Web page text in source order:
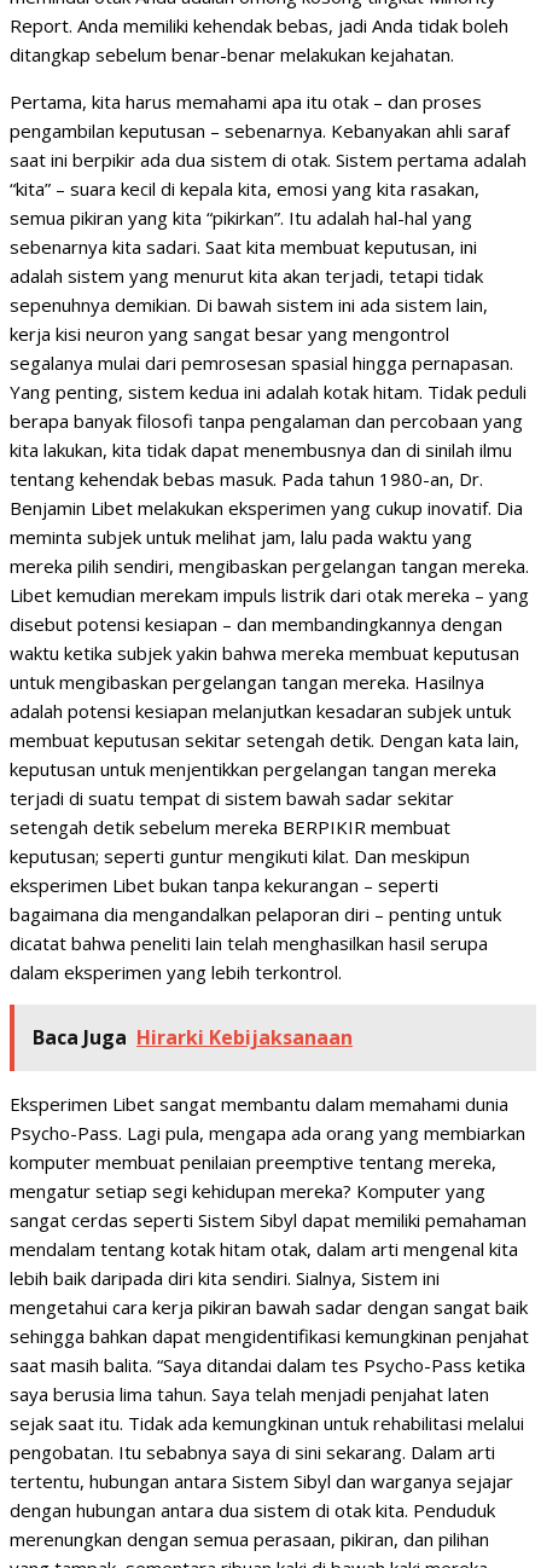
Report. Anda memiliki kehendak bebas, jadi Anda tidak boleh
ditangkap sebelum benar-benar melakukan kejahatan.
Pertama, kita harus memahami apa itu otak – dan proses
pengambilan keputusan – sebenarnya. Kebanyakan ahli saraf
saat ini berpikir ada dua sistem di otak. Sistem pertama adalah
“kita” – suara kecil di kepala kita, emosi yang kita rasakan,
semua pikiran yang kita “pikirkan”. Itu adalah hal-hal yang
sebenarnya kita sadari. Saat kita membuat keputusan, ini
adalah sistem yang menurut kita akan terjadi, tetapi tidak
sepenuhnya demikian. Di bawah sistem ini ada sistem lain,
kerja kisi neuron yang sangat besar yang mengontrol
segalanya mulai dari pemrosesan spasial hingga pernapasan.
Yang penting, sistem kedua ini adalah kotak hitam. Tidak peduli
berapa banyak filosofi tanpa pengalaman dan percobaan yang
kita lakukan, kita tidak dapat menembusnya dan di sinilah ilmu
tentang kehendak bebas masuk. Pada tahun 1980-an, Dr.
Benjamin Libet melakukan eksperimen yang cukup inovatif. Dia
meminta subjek untuk melihat jam, lalu pada waktu yang
mereka pilih sendiri, mengibaskan pergelangan tangan mereka.
Libet kemudian merekam impuls listrik dari otak mereka – yang
disebut potensi kesiapan – dan membandingkannya dengan
waktu ketika subjek yakin bahwa mereka membuat keputusan
untuk mengibaskan pergelangan tangan mereka. Hasilnya
adalah potensi kesiapan melanjutkan kesadaran subjek untuk
membuat keputusan sekitar setengah detik. Dengan kata lain,
keputusan untuk menjentikkan pergelangan tangan mereka
terjadi di suatu tempat di sistem bawah sadar sekitar
setengah detik sebelum mereka BERPIKIR membuat
keputusan; seperti guntur mengikuti kilat. Dan meskipun
eksperimen Libet bukan tanpa kekurangan – seperti
bagaimana dia mengandalkan pelaporan diri – penting untuk
dicatat bahwa peneliti lain telah menghasilkan hasil serupa
dalam eksperimen yang lebih terkontrol.
Baca Juga Hirarki Kebijaksanaan
Eksperimen Libet sangat membantu dalam memahami dunia
Psycho-Pass. Lagi pula, mengapa ada orang yang membiarkan
komputer membuat penilaian preemptive tentang mereka,
mengatur setiap segi kehidupan mereka? Komputer yang
sangat cerdas seperti Sistem Sibyl dapat memiliki pemahaman
mendalam tentang kotak hitam otak, dalam arti mengenal kita
lebih baik daripada diri kita sendiri. Sialnya, Sistem ini
mengetahui cara kerja pikiran bawah sadar dengan sangat baik
sehingga bahkan dapat mengidentifikasi kemungkinan penjahat
saat masih balita. “Saya ditandai dalam tes Psycho-Pass ketika
saya berusia lima tahun. Saya telah menjadi penjahat laten
sejak saat itu. Tidak ada kemungkinan untuk rehabilitasi melalui
pengobatan. Itu sebabnya saya di sini sekarang. Dalam arti
tertentu, hubungan antara Sistem Sibyl dan warganya sejajar
dengan hubungan antara dua sistem di otak kita. Penduduk
merenungkan dengan semua perasaan, pikiran, dan pilihan